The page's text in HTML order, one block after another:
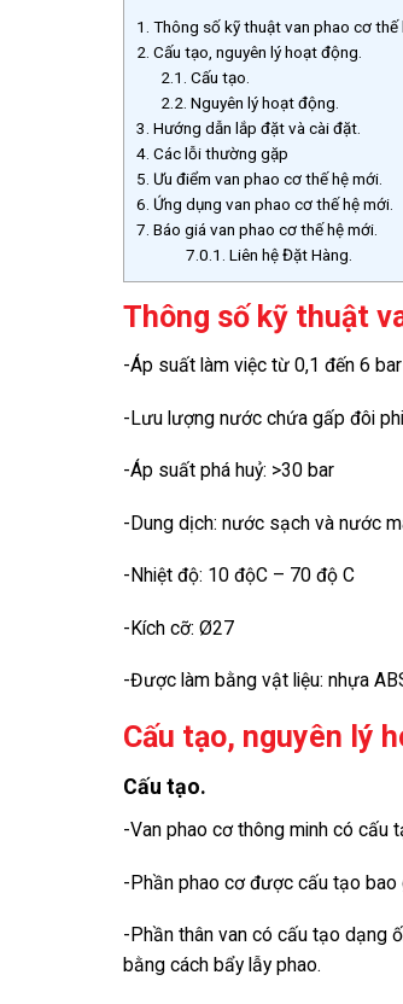
1. Thông số kỹ thuật van phao cơ thế
2. Cấu tạo, nguyên lý hoạt động.
2.1. Cấu tạo.
2.2. Nguyên lý hoạt động.
3. Hướng dẫn lắp đặt và cài đặt.
4. Các lỗi thường gặp
5. Ưu điểm van phao cơ thế hệ mới.
6. Ứng dụng van phao cơ thế hệ mới.
7. Báo giá van phao cơ thế hệ mới.
7.0.1. Liên hệ Đặt Hàng.
Thông số kỹ thuật
-Áp suất làm việc từ 0,1 đến 6 bar
-Lưu lượng nước chứa gấp đôi
-Áp suất phá huỷ: >30 bar
-Dung dịch: nước sạch và nước
-Nhiệt độ: 10 độC – 70 độ C
-Kích cỡ: Ø27
-Được làm bằng vật liệu: nhựa
Cấu tạo, nguyên lý
Cấu tạo.
-Van phao cơ thông minh có cấu
-Phần phao cơ được cấu tạo
-Phần thân van có cấu tạo dạng
bằng cách bẩy lẫy phao.